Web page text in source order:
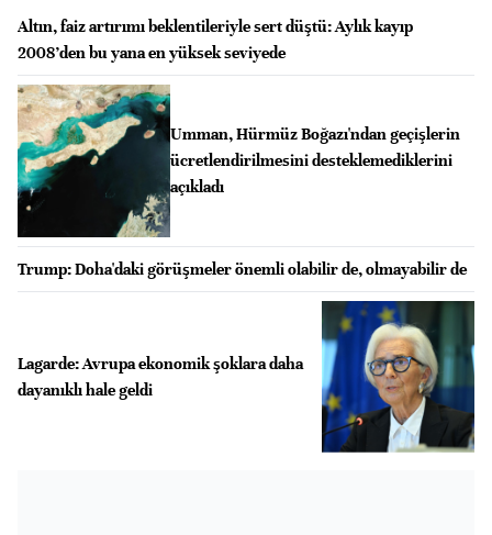
Altın, faiz artırımı beklentileriyle sert düştü: Aylık kayıp
2008’den bu yana en yüksek seviyede
Umman, Hürmüz Boğazı'ndan geçişlerin
ücretlendirilmesini desteklemediklerini
açıkladı
Trump: Doha'daki görüşmeler önemli olabilir de, olmayabilir de
Lagarde: Avrupa ekonomik şoklara daha
dayanıklı hale geldi